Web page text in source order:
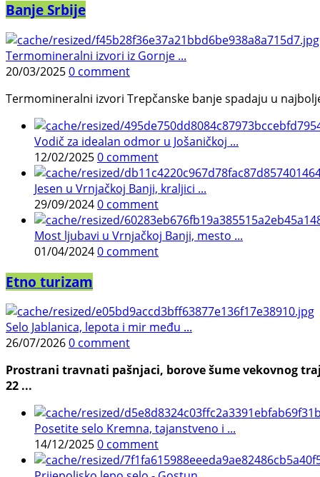
Banje Srbije
Termomineralni izvori iz Gornje ...
20/03/20250 comment
Termomineralni izvori Trepčanske banje spadaju u
Vodič za idealan odmor u Jošaničkoj ...
12/02/20250 comment
Jesen u Vrnjačkoj Banji, kraljici ...
29/09/20240 comment
Most ljubavi u Vrnjačkoj Banji, mesto ...
01/04/20240 comment
Etno turizam
Selo Jablanica, lepota i mir među ...
26/07/20260 comment
Prostrani travnati pašnjaci, borove šume vekovnog
22 ...
Posetite selo Kremna, tajanstveno i ...
14/12/20250 comment